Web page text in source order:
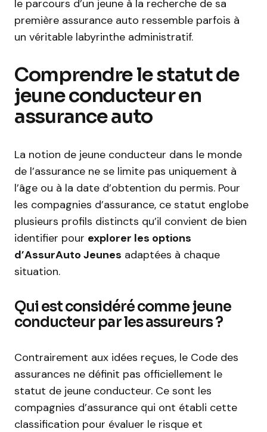
le parcours d’un jeune à la recherche de sa
première assurance auto ressemble parfois à
un véritable labyrinthe administratif.
Comprendre le statut de
jeune conducteur en
assurance auto
La notion de jeune conducteur dans le monde
de l’assurance ne se limite pas uniquement à
l’âge ou à la date d’obtention du permis. Pour
les compagnies d’assurance, ce statut englobe
plusieurs profils distincts qu’il convient de bien
identifier pour explorer les options
d’AssurAuto Jeunes adaptées à chaque
situation.
Qui est considéré comme jeune
conducteur par les assureurs ?
Contrairement aux idées reçues, le Code des
assurances ne définit pas officiellement le
statut de jeune conducteur. Ce sont les
compagnies d’assurance qui ont établi cette
classification pour évaluer le risque et